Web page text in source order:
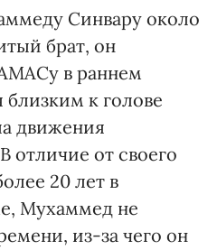
Синвару около
брат, он
в раннем
близким к голове
движения
от своего
20 лет в
Мухаммед не
из-за чего он